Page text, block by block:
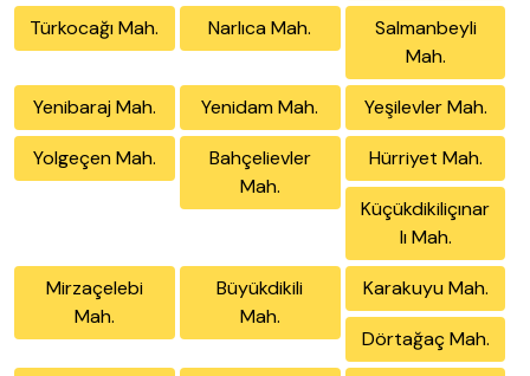
Türkocağı Mah. Narlıca Mah.
Salmanbeyli
Mah.
Yenibaraj Mah. Yenidam Mah. Yeşilevler Mah.
Yolgeçen Mah.
Bahçelievler
Mah.
Hürriyet Mah.
Küçükdikiliçınar
lı Mah.
Mirzaçelebi
Mah.
Büyükdikili
Mah.
Karakuyu Mah.
Dörtağaç Mah.